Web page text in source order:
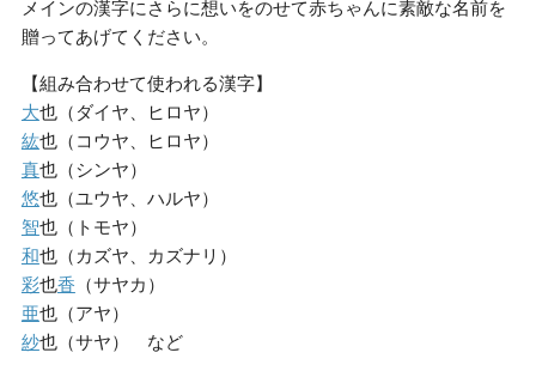
メインの漢字にさらに想いをのせて赤ちゃんに素敵な名前を
贈ってあげてください。
【組み合わせて使われる漢字】
大也（ダイヤ、ヒロヤ）
紘也（コウヤ、ヒロヤ）
真也（シンヤ）
悠也（ユウヤ、ハルヤ）
智也（トモヤ）
和也（カズヤ、カズナリ）
彩也香 （サヤカ）
亜也（アヤ）
紗也（サヤ） など